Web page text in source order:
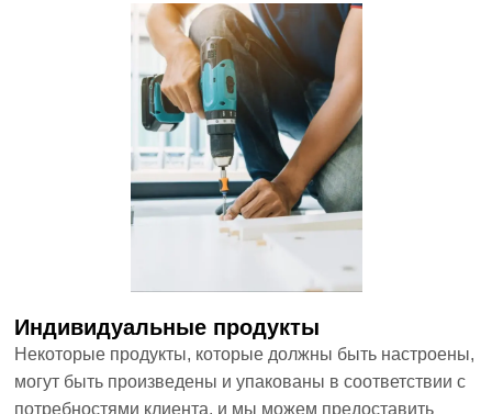
Индивидуальные продукты
Некоторые продукты, которые должны быть настроены,
могут быть произведены и упакованы в соответствии с
потребностями клиента, и мы можем предоставить